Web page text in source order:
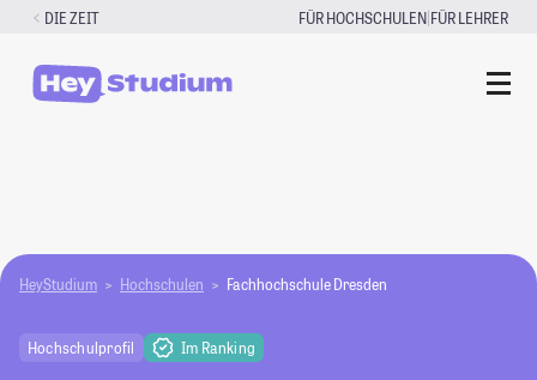
Zum
springen
DIE ZEIT FÜR HOCHSCHULEN|FÜR LEHRER
HeyStudium Hochschulen Fachhochschule Dresden
Hochschulprofil Im Ranking